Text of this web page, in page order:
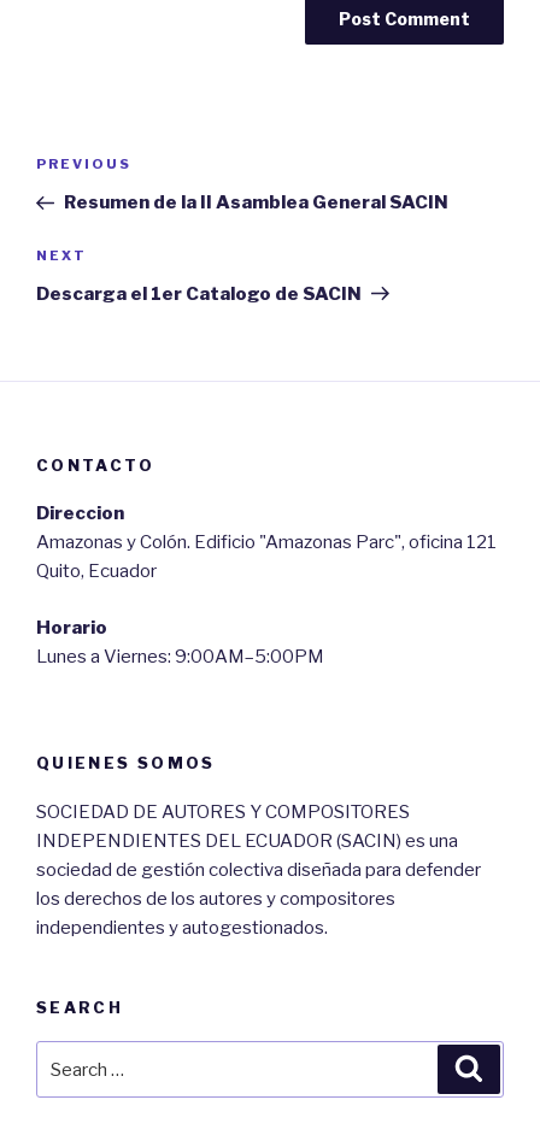
Post
Previous
Post
PREVIOUS
Resumen de la II Asamblea General SACIN
Next
Post
NEXT
Descarga el 1er Catalogo de SACIN
CONTACTO
Direccion
Amazonas y Colón. Edificio "Amazonas Parc", oficina 121
Quito, Ecuador
Horario
Lunes a Viernes: 9:00AM–5:00PM
QUIENES SOMOS
SOCIEDAD DE AUTORES Y COMPOSITORES
INDEPENDIENTES DEL ECUADOR (SACIN) es una
sociedad de gestión colectiva diseñada para defender
los derechos de los autores y compositores
independientes y autogestionados.
SEARCH